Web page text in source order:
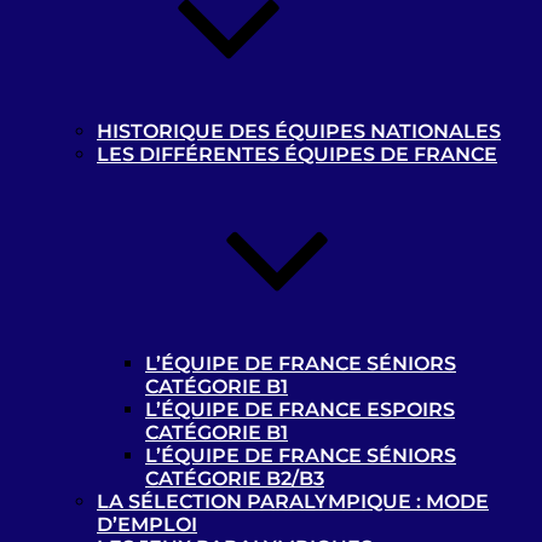
HISTORIQUE DES ÉQUIPES NATIONALES
LES DIFFÉRENTES ÉQUIPES DE FRANCE
L’ÉQUIPE DE FRANCE SÉNIORS
CATÉGORIE B1
L’ÉQUIPE DE FRANCE ESPOIRS
CATÉGORIE B1
L’ÉQUIPE DE FRANCE SÉNIORS
CATÉGORIE B2/B3
LA SÉLECTION PARALYMPIQUE : MODE
D’EMPLOI
Les news
Championnats de France de
cécifoot 2023/2024 : les calendriers
B1 et B2/B3 disponibles !
La billetterie des Jeux
Paralympiques de Paris 2024 est
ouverte !
9 octobre 2023
L’Argentine, championne du monde
de cécifoot !
25 août 2023